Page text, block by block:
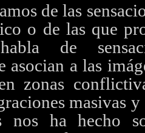
de las
o de las que
de
asocian a las
zonas
masivas
nos ha hecho